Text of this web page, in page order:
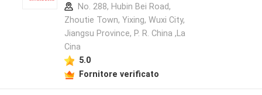
No. 288, Hubin Bei Road,
Zhoutie Town, Yixing, Wuxi City,
Jiangsu Province, P. R. China ,La
Cina
5.0
Fornitore verificato